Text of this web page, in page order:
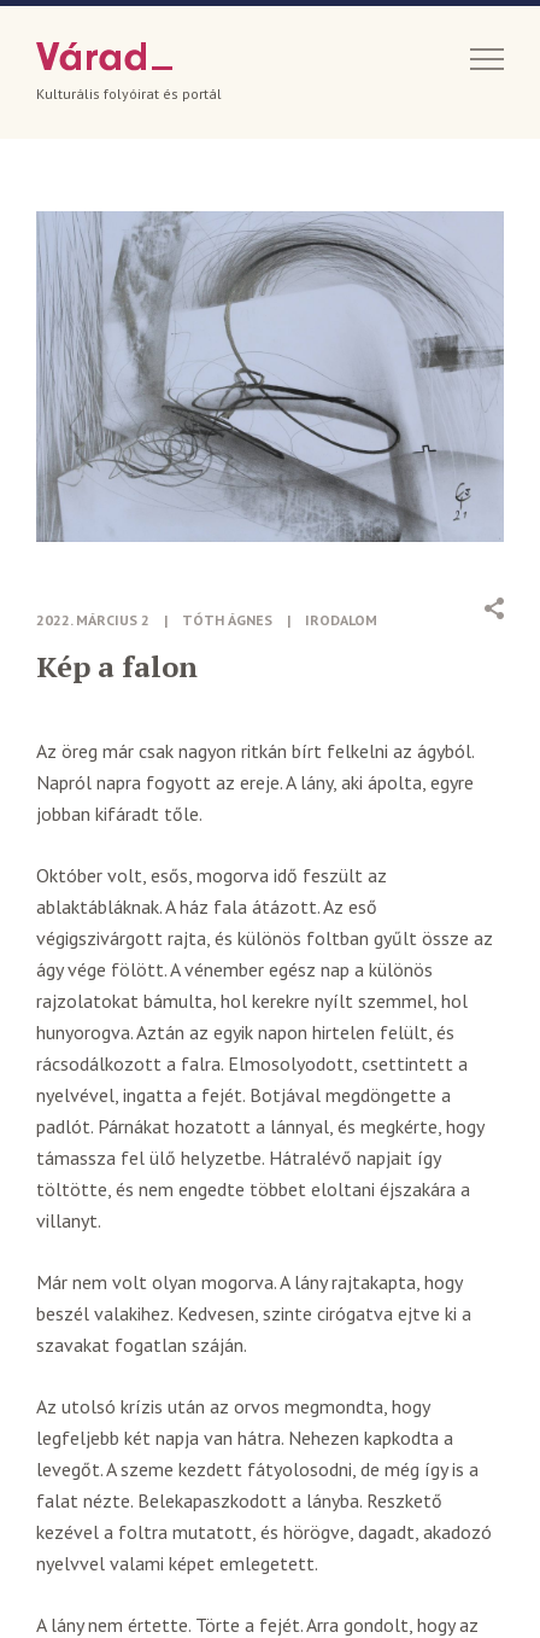
Kulturális folyóirat és portál
2022. MÁRCIUS 2 | TÓTH ÁGNES | IRODALOM
Kép a falon
Az öreg már csak nagyon ritkán bírt felkelni az ágyból.
Napról napra fogyott az ereje. A lány, aki ápolta, egyre
jobban kifáradt tőle.
Október volt, esős, mogorva idő feszült az
ablaktábláknak. A ház fala átázott. Az eső
végigszivárgott rajta, és különös foltban gyűlt össze az
ágy vége fölött. A vénember egész nap a különös
rajzolatokat bámulta, hol kerekre nyílt szemmel, hol
hunyorogva. Aztán az egyik napon hirtelen felült, és
rácsodálkozott a falra. Elmosolyodott, csettintett a
nyelvével, ingatta a fejét. Botjával megdöngette a
padlót. Párnákat hozatott a lánnyal, és megkérte, hogy
támassza fel ülő helyzetbe. Hátralévő napjait így
töltötte, és nem engedte többet eloltani éjszakára a
villanyt.
Már nem volt olyan mogorva. A lány rajtakapta, hogy
beszél valakihez. Kedvesen, szinte cirógatva ejtve ki a
szavakat fogatlan száján.
Az utolsó krízis után az orvos megmondta, hogy
legfeljebb két napja van hátra. Nehezen kapkodta a
levegőt. A szeme kezdett fátyolosodni, de még így is a
falat nézte. Belekapaszkodott a lányba. Reszkető
kezével a foltra mutatott, és hörögve, dagadt, akadozó
nyelvvel valami képet emlegetett.
A lány nem értette. Törte a fejét. Arra gondolt, hogy az